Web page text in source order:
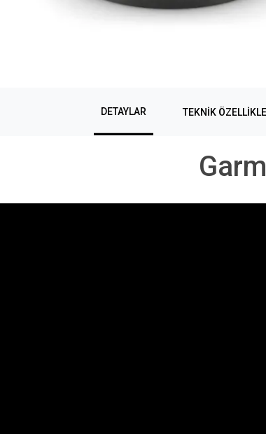
DETAYLAR TEKNIK